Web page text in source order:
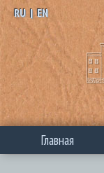
RU | EN
Главная